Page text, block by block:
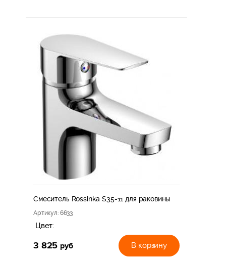
Смеситель Rossinka S35-11 для раковины
Артикул: 6633
Цвет:
3 825 руб В корзину